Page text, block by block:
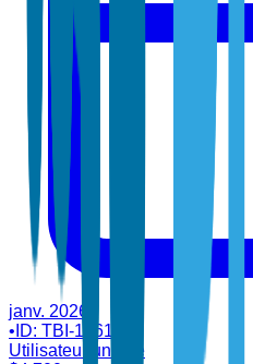
janv. 2026
• ID: TBI-16612
Utilisateur unique